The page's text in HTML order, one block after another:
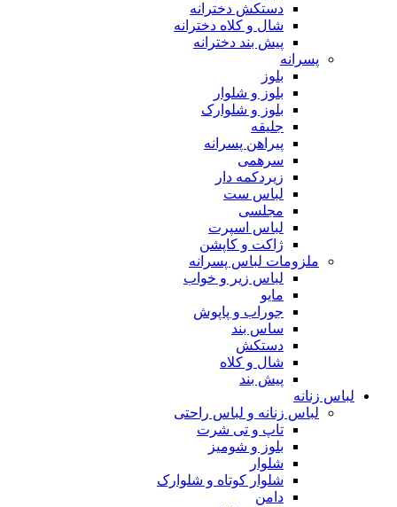
دستکش دخترانه
شال و کلاه دخترانه
پیش بند دخترانه
پسرانه
بلوز
بلوز و شلوار
بلوز و شلوارک
جلیقه
پیراهن پسرانه
سرهمی
زیردکمه دار
لباس ست
مجلسی
لباس اسپرت
ژاکت و کاپشن
ملزومات لباس پسرانه
لباس زیر و خواب
مایو
جوراب و پاپوش
ساس بند
دستکش
شال و کلاه
پیش بند
لباس زنانه
لباس زنانه و لباس راحتی
تاپ و تی شرت
بلوز و شومیز
شلوار
شلوار کوتاه و شلوارک
دامن